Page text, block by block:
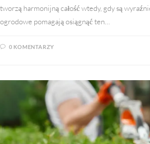
tworzą harmonijną całość wtedy, gdy są
ogrodowe pomagają osiągnąć ten…
0 KOMENTARZY